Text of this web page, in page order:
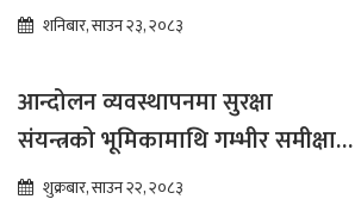
शनिबार, साउन २३, २०८३
आन्दोलन व्यवस्थापनमा सुरक्षा
संयन्त्रको भूमिकामाथि गम्भीर समीक्षा
आवश्यक : गगन थापा
शुक्रबार, साउन २२, २०८३